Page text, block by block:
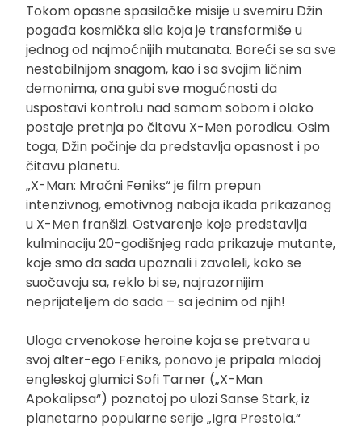
Tokom opasne spasilačke misije u svemiru Džin
pogađa kosmička sila koja je transformiše u
jednog od najmoćnijih mutanata. Boreći se sa sve
nestabilnijom snagom, kao i sa svojim ličnim
demonima, ona gubi sve mogućnosti da
uspostavi kontrolu nad samom sobom i olako
postaje pretnja po čitavu X-Men porodicu. Osim
toga, Džin počinje da predstavlja opasnost i po
čitavu planetu.
„X-Man: Mračni Feniks“ je film prepun
intenzivnog, emotivnog naboja ikada prikazanog
u X-Men franšizi. Ostvarenje koje predstavlja
kulminaciju 20-godišnjeg rada prikazuje mutante,
koje smo da sada upoznali i zavoleli, kako se
suočavaju sa, reklo bi se, najrazornijim
neprijateljem do sada – sa jednim od njih!
Uloga crvenokose heroine koja se pretvara u
svoj alter-ego Feniks, ponovo je pripala mladoj
engleskoj glumici Sofi Tarner („X-Man
Apokalipsa“) poznatoj po ulozi Sanse Stark, iz
planetarno popularne serije „Igra Prestola.“